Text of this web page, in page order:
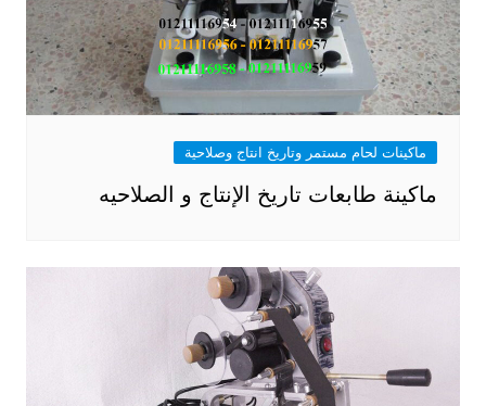
ماكينات لحام مستمر وتاريخ انتاج وصلاحية
ماكينة طابعات تاريخ الإنتاج و الصلاحيه